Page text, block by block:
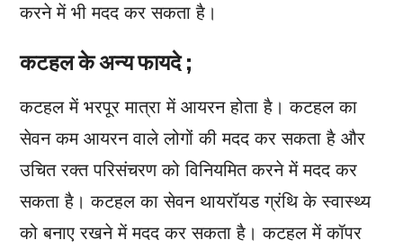
करने में भी मदद कर सकता है।
कटहल के अन्य फायदे ;
कटहल में भरपूर मात्रा में आयरन होता है। कटहल का
सेवन कम आयरन वाले लोगों की मदद कर सकता है और
उचित रक्त परिसंचरण को विनियमित करने में मदद कर
सकता है। कटहल का सेवन थायरॉयड ग्रंथि के स्वास्थ्य
को बनाए रखने में मदद कर सकता है। कटहल में कॉपर